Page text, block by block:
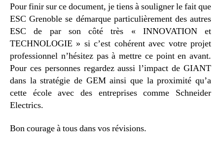
Pour finir sur ce document, je tiens à souligner le fait que
ESC Grenoble se démarque particulièrement des autres
ESC de par son côté très « INNOVATION et
TECHNOLOGIE » si c’est cohérent avec votre projet
professionnel n’hésitez pas à mettre ce point en avant.
Pour ces personnes regardez aussi l’impact de GIANT
dans la stratégie de GEM ainsi que la proximité qu’a
cette école avec des entreprises comme Schneider
Electrics.
Bon courage à tous dans vos révisions.